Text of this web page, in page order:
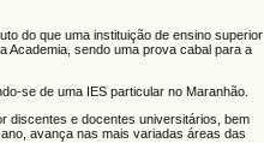
do que uma instituição de ensino superior
Academia, sendo uma prova cabal para a
se de uma IES particular no Maranhão.
discentes e docentes universitários, bem
avança nas mais variadas áreas das